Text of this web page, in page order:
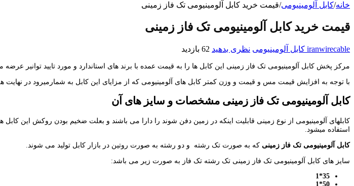
خانه/کابل آلومینیومی/قیمت خرید کابل آلومینیومی تک فاز زمینی
قیمت خرید کابل آلومینیومی تک فاز زمینی
iranwirecable کابل آلومینیومی نظری بدهید 62 بازدید
مرکز پخش کابل آلومینیومی تک فاز زمینی این کابل ها را به قیمت عمده با برند های استاندارد و مورد تایید توانیر عرضه
با توجه به افزایش قیمت مس و قیمت و وزن کمتر کابل های آلومینیومی که از مزایای این کابل به شمارمیرود در نهایت
کابل آلومینیومی تک فاز زمینی مشخصات و سایز های آن
کابلهای آلومینیومی از نوع زمینی قابلیت اینکه در زمین دفن شوند را دارا می باشند و بعلت ضخیم بودن روکش این
استفاده میشود.
کابل آلومینیومی تک فاز زمینی که به صورت تک رشته و دو رشته به صورت روتین در بازار کابل تولید می شوند.
سایز های کابل آلومینیومی تک فاز زمینی تک رشته تک فاز به صورت زیر می باشد:
35*1
50*1